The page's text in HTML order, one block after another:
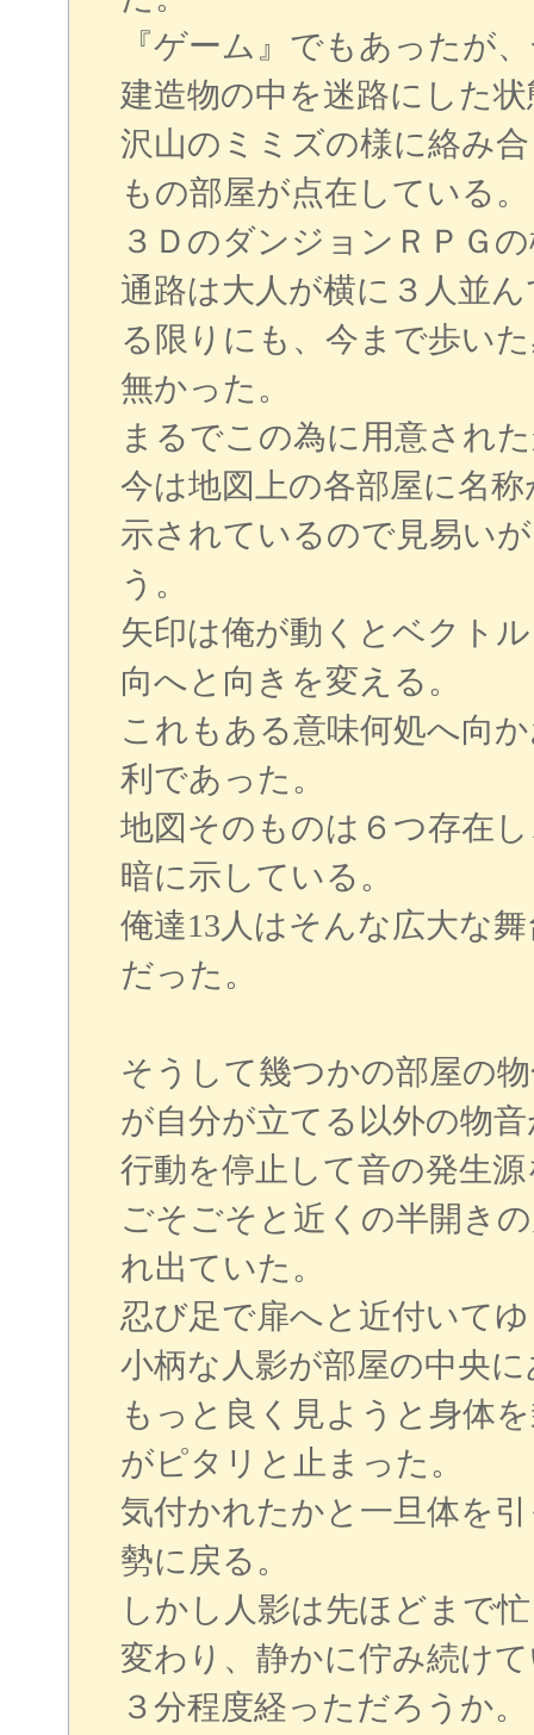
『ゲーム』でもあったが
建造物の中を迷路にした
沢山のミミズの様に絡み
もの部屋が点在している。
３ＤのダンジョンＲＰＧ
通路は大人が横に３人並
る限りにも、今まで歩い
無かった。
まるでこの為に用意され
今は地図上の各部屋に名
示されているので見易い
う。
矢印は俺が動くとベクト
向へと向きを変える。
これもある意味何処へ向
利であった。
地図そのものは６つ存在
暗に示している。
俺達13人はそんな広大な
だった。
そうして幾つかの部屋の
が自分が立てる以外の物
行動を停止して音の発生
ごそごそと近くの半開き
れ出ていた。
忍び足で扉へと近付いて
小柄な人影が部屋の中央
もっと良く見ようと身体
がピタリと止まった。
気付かれたかと一旦体を
勢に戻る。
しかし人影は先ほどまで
変わり、静かに佇み続け
３分程度経っただろうか。